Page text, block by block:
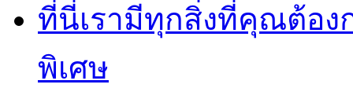
ที่นี่เรามีทุกสิ่งที่คุณต้อง
พิเศษ